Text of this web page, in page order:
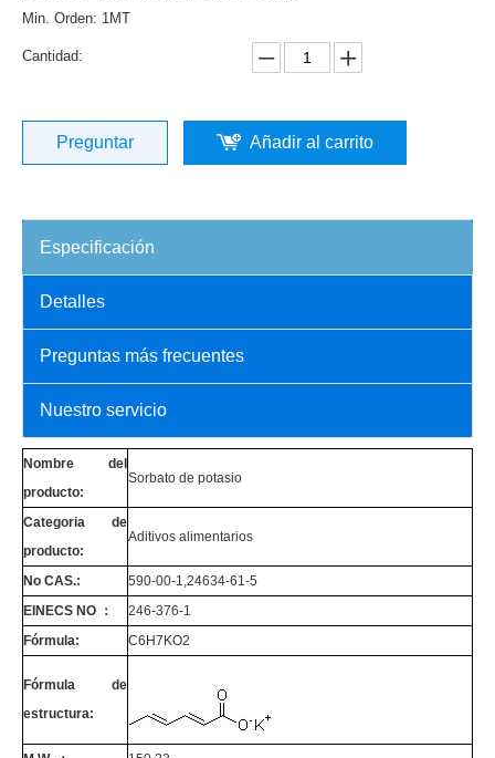
Min. Orden: 1MT
Cantidad:
Preguntar Añadir al carrito
Especificación
Detalles
Preguntas más frecuentes
Nuestro servicio
Nombre del
producto:
Sorbato de potasio
Categoria de
producto:
Aditivos alimentarios
No CAS.:
590-00-1,24634-61-5
EINECS NO ：
246-376-1
Fórmula:
C6H7KO2
Fórmula de
estructura: